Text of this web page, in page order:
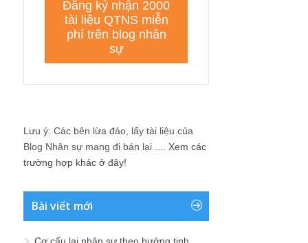
Lưu ý: Các bên lừa đảo, lấy tài liệu của
Blog Nhân sự mang đi bán lại .... Xem các
trường hợp khác ở đây!
Bài viết mới